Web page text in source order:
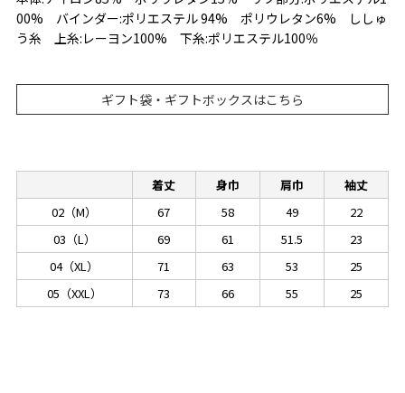
00% バインダー:ポリエステル 94% ポリウレタン6% ししゅ
う糸 上糸:レーヨン100% 下糸:ポリエステル100％
ギフト袋・ギフトボックスはこちら
着丈 身巾 肩巾
袖丈
02（M）
67 58 49
22
03（L）
69 61 51.5
23
04（XL）
71 63 53
25
05（XXL）
73 66 55 25